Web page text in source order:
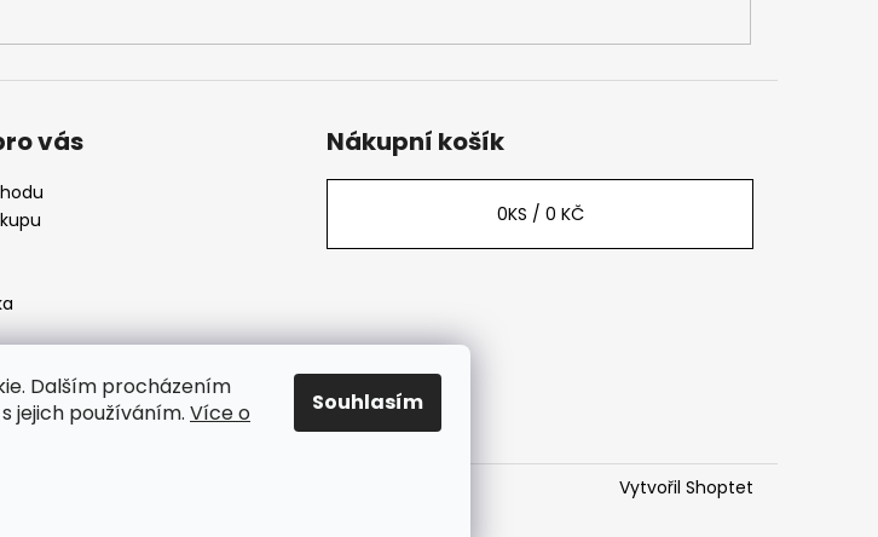
Dalším procházením
jejich používáním. Více o
Souhlasím
vás Nákupní košík
0KS / 0 KČ
SuperHity.cz
Vytvořil Shoptet